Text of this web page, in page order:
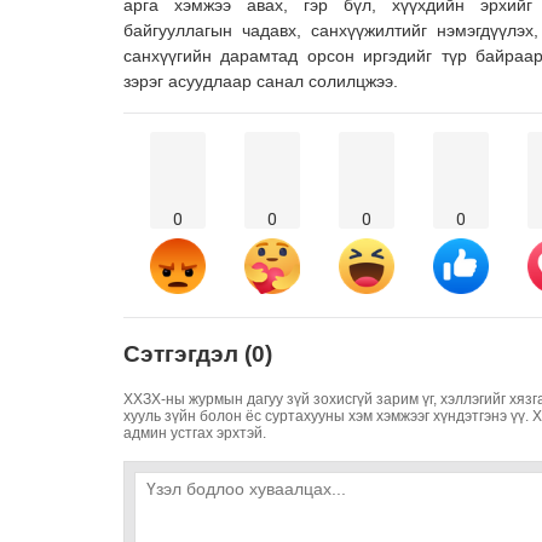
арга хэмжээ авах, гэр бүл, хүүхдийн эрхийг
байгууллагын чадавх, санхүүжилтийг
санхүүгийн дарамтад орсон иргэдийг түр
зэрэг асуудлаар санал солилцжээ.
0 0 0 0
Сэтгэгдэл (0)
ХХЗХ-ны журмын дагуу зүй зохисгүй зарим үг, хэллэгийг
хууль зүйн болон ёс суртахууны хэм хэмжээг хүндэтгэнэ үү.
админ устгах эрхтэй.